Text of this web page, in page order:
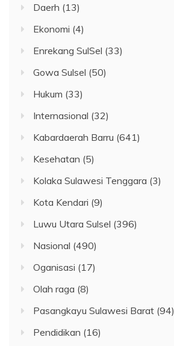
Daerh (13)
Ekonomi (4)
Enrekang SulSel (33)
Gowa Sulsel (50)
Hukum (33)
Internasional (32)
Kabardaerah Barru (641)
Kesehatan (5)
Kolaka Sulawesi Tenggara (3)
Kota Kendari (9)
Luwu Utara Sulsel (396)
Nasional (490)
Oganisasi (17)
Olah raga (8)
Pasangkayu Sulawesi Barat (94)
Pendidikan (16)